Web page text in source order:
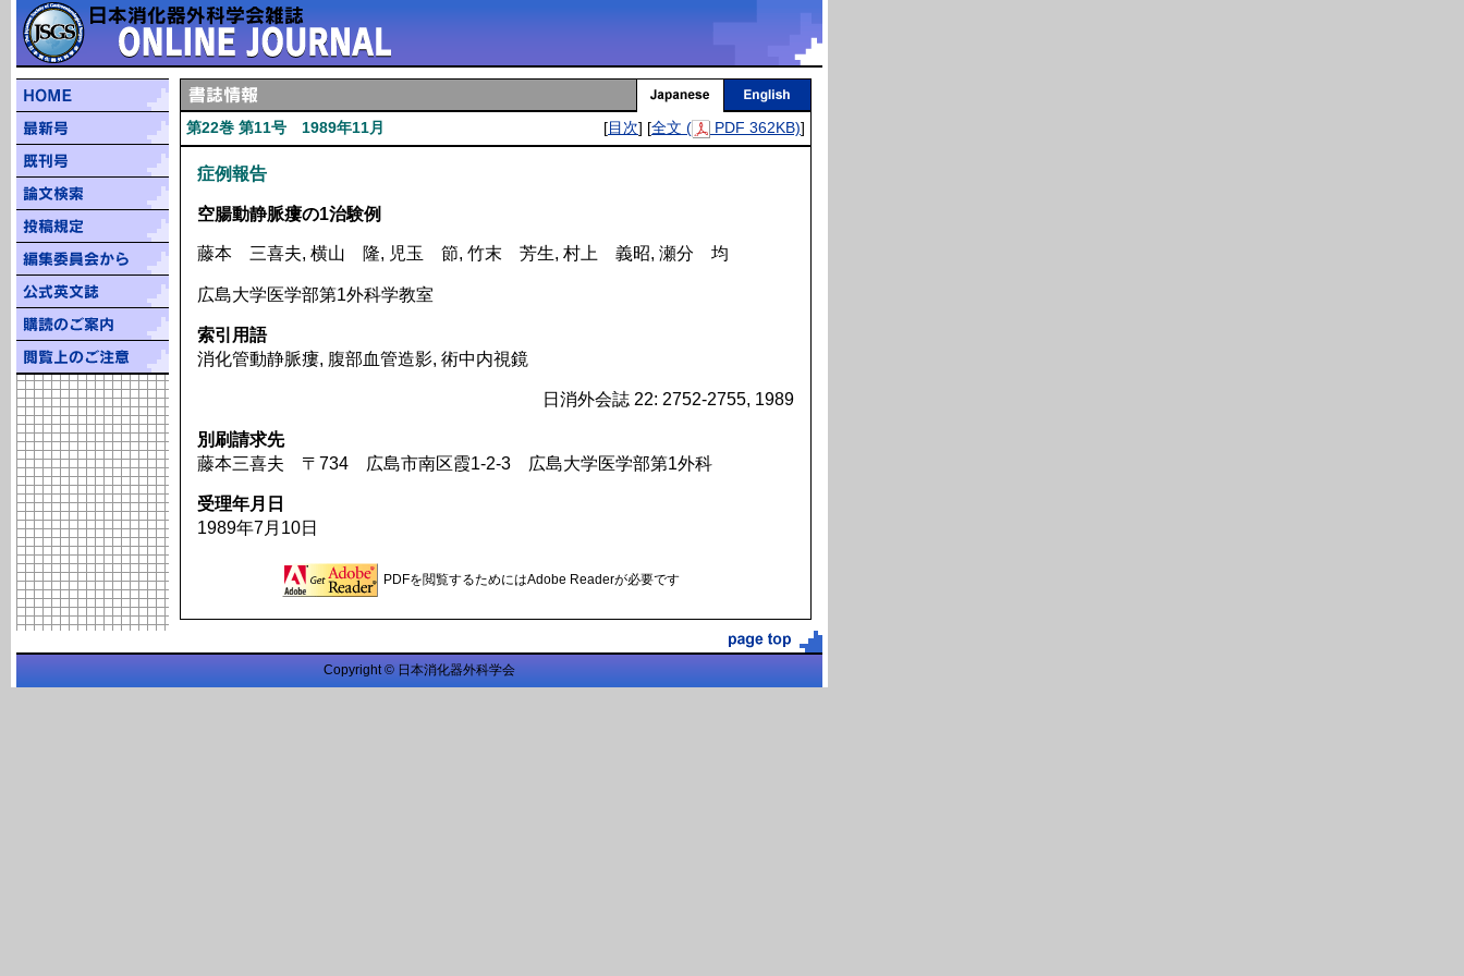
第22巻 第11号 1989年11月 [目次] [全文 ( PDF 362KB)]
症例報告
空腸動静脈瘻の1治験例
藤本 三喜夫, 横山 隆, 児玉 節, 竹末 芳生, 村上 義昭, 瀬分 均
広島大学医学部第1外科学教室
索引用語
消化管動静脈瘻, 腹部血管造影, 術中内視鏡
日消外会誌 22: 2752-2755, 1989
別刷請求先
藤本三喜夫 〒734 広島市南区霞1-2-3 広島大学医学部第1外科
受理年月日
1989年7月10日
PDFを閲覧するためにはAdobe Readerが必要です
Copyright © 日本消化器外科学会